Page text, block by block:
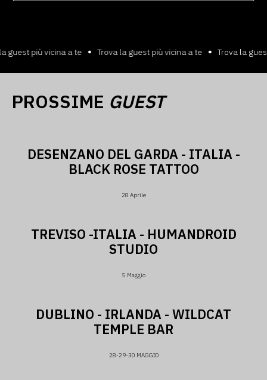
più vicina a te Trova la guest più vicina a te Trova la guest più
PROSSIME GUEST
DESENZANO DEL GARDA - ITALIA -
BLACK ROSE TATTOO
28 Aprile
TREVISO -ITALIA - HUMANDROID
STUDIO
5 Maggio
DUBLINO - IRLANDA - WILDCAT
TEMPLE BAR
28-29-30 MAGGIO